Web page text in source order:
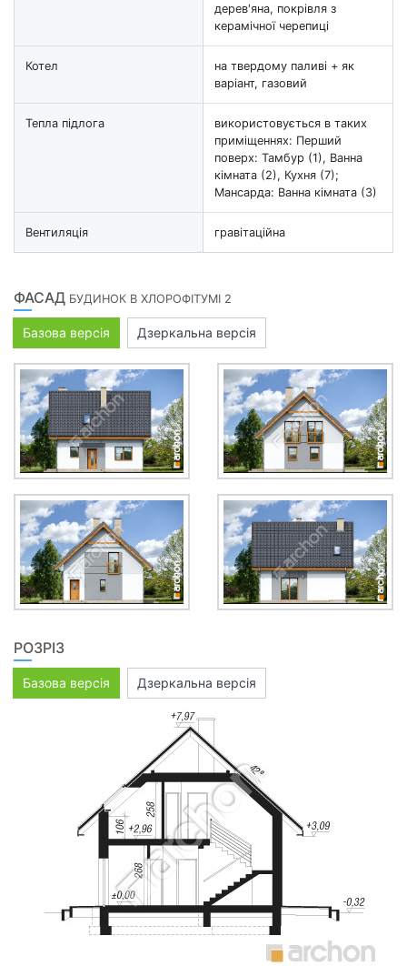
дерев'яна, покрівля з
керамічної черепиці
Котел
на твердому паливі + як
варіант, газовий
Тепла підлога
використовується в таких
приміщеннях: Перший
поверх: Тамбур (1), Ванна
кімната (2), Кухня (7);
Мансарда: Ванна кімната (3)
Вентиляція гравітаційна
ФАСАД БУДИНОК В ХЛОРОФІТУМІ 2
Базова версія Дзеркальна версія
РОЗРІЗ
Базова версія Дзеркальна версія